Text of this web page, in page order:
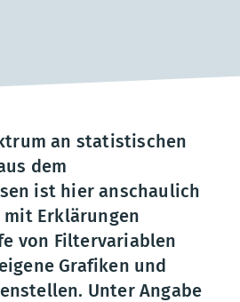
an statistischen
dem
ist hier anschaulich
Erklärungen
von Filtervariablen
Grafiken und
Unter Angabe